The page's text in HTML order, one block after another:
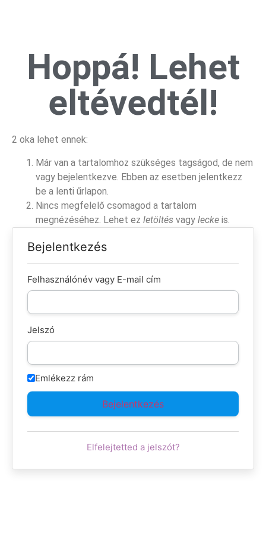
Hoppá! Lehet
eltévedtél!
2 oka lehet ennek:
Már van a tartalomhoz szükséges tagságod, de nem
vagy bejelentkezve. Ebben az esetben jelentkezz
be a lenti űrlapon.
Nincs megfelelő csomagod a tartalom
megnézéséhez. Lehet ez letöltés vagy lecke is.
Bejelentkezés
Felhasználónév vagy E-mail cím
Jelszó
Emlékezz rám
Elfelejtetted a jelszót?